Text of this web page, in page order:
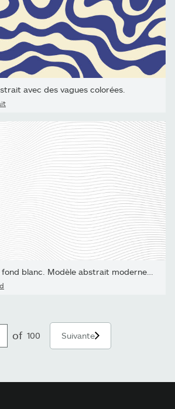
avec des vagues colorées.
of 100 Suivante